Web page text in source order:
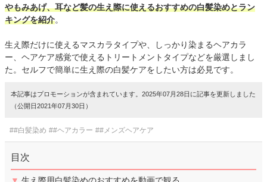
やもみあげ、耳など髪の生え際に使えるおすすめの白髪染めとラン
キングを紹介。
生え際だけに使えるマスカラタイプや、しっかり染まるヘアカラ
ー、ヘアケア感覚で使えるトリートメントタイプなどを厳選しまし
た。セルフで簡単に生え際の白髪ケアをしたい方は必見です。
本記事はプロモーションが含まれています。2025年07月28日に記事を更新しました
（公開日2021年07月30日）
##白髪染め ##ヘアカラー ##メンズヘアケア
目次